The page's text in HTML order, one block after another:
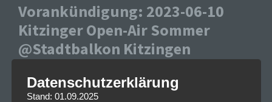
Vorankündigung: 2023-06-10
Kitzinger Open-Air Sommer
@Stadtbalkon Kitzingen
Gegend! Das dachten sich auch die Veranstalter der
Datenschutzerklärung
Stand: 01.09.2025